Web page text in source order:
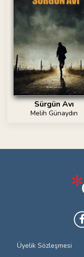
Sürgün Avı
Melih Günaydın
Üyelik Sözleşmesi